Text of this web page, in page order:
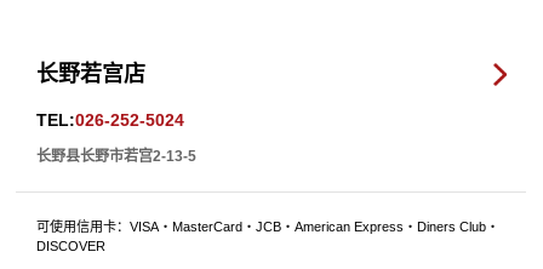
长野若宫店
TEL:026-252-5024
长野县长野市若宫2-13-5
可使用信用卡：VISA・MasterCard・JCB・American Express・Diners Club・
DISCOVER